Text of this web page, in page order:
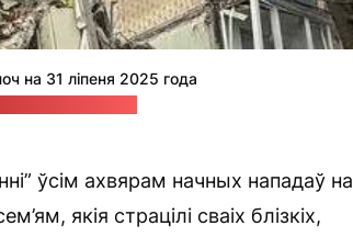
на 31 ліпеня 2025 года
ўсім ахвярам начных нападаў на
якія страцілі сваіх блізкіх,